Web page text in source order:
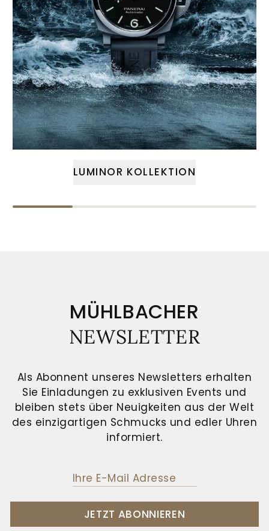
LUMINOR KOLLEKTION
MÜHLBACHER
NEWSLETTER
Als Abonnent unseres Newsletters erhalten
Sie Einladungen zu exklusiven Events und
bleiben stets über Neuigkeiten aus der Welt
des einzigartigen Schmucks und edler Uhren
informiert.
JETZT ABONNIEREN